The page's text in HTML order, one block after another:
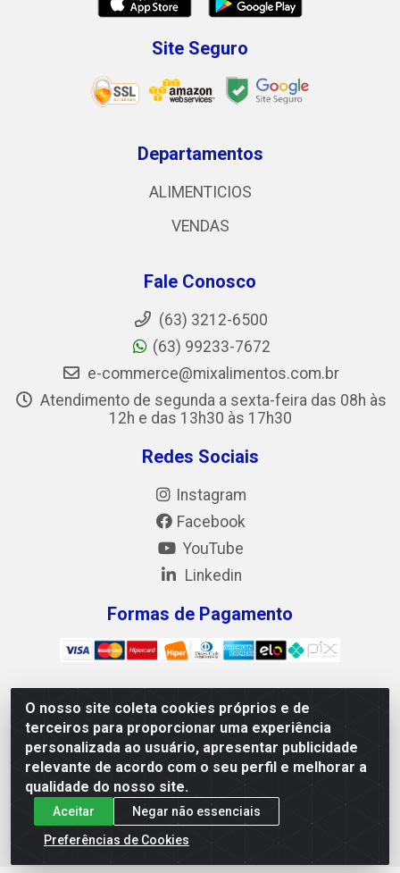
O nosso site coleta cookies próprios e de
terceiros para proporcionar uma experiência
personalizada ao usuário, apresentar publicidade
relevante de acordo com o seu perfil e melhorar a
qualidade do nosso site.
Aceitar
Negar não essenciais
Preferências de Cookies
Site Seguro
Departamentos
ALIMENTICIOS
VENDAS
Fale Conosco
(63) 3212-6500
(63) 99233-7672
e-commerce@mixalimentos.com.br
Atendimento de segunda a sexta-feira das 08h às
12h e das 13h30 às 17h30
Redes Sociais
Instagram
Facebook
YouTube
Linkedin
Formas de Pagamento
Mix Alimentos LTDA - Quadra Asr Ne 55 (412 Norte), Alameda
02, S/N - Plano Diretor Norte, Palmas/TO - CEP 77.006-540 -
CNPJ 05.922.500/0001-02